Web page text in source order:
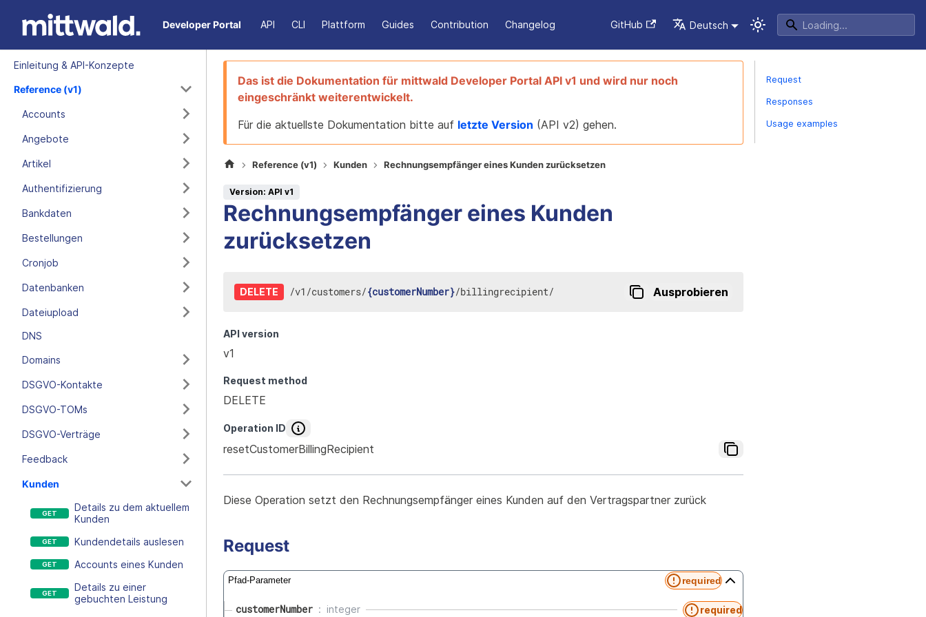
Developer Portal API CLI Plattform Guides Contribution Changelog GitHub Deutsch
Einleitung & API-Konzepte
Reference (v1)
Accounts
Angebote
Artikel
Authentifizierung
Bankdaten
Bestellungen
Cronjob
Datenbanken
Dateiupload
DNS
Domains
DSGVO-Kontakte
DSGVO-TOMs
DSGVO-Verträge
Feedback
Kunden
Details zu dem aktuellem
Kunden
Kundendetails auslesen
Accounts eines Kunden
Details zu einer
gebuchten Leistung
Das ist die Dokumentation für mittwald Developer Portal API v1 und wird nur noch
eingeschränkt weiterentwickelt.
Für die aktuellste Dokumentation bitte auf letzte Version (API v2) gehen.
Reference (v1) Kunden Rechnungsempfänger eines Kunden zurücksetzen
Version: API v1
Rechnungsempfänger eines Kunden
zurücksetzen
DELETE /v1 /customers/{customerNumber}/billingrecipient/ Ausprobieren
API version
v1
Request method
DELETE
Operation ID
resetCustomerBillingRecipient
Diese Operation setzt den Rechnungsempfänger eines Kunden auf den Vertragspartner zurück
Request
Pfad-Parameter required
customerNumber integer required
Request
Responses
Usage examples